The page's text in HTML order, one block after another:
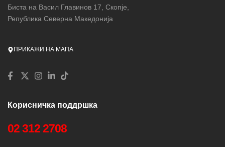
Биста на Васил Главинов 17, Скопје,
Република Северна Македонија
ПРИКАЖИ НА МАПА
Корисничка поддршка
02 312 2708